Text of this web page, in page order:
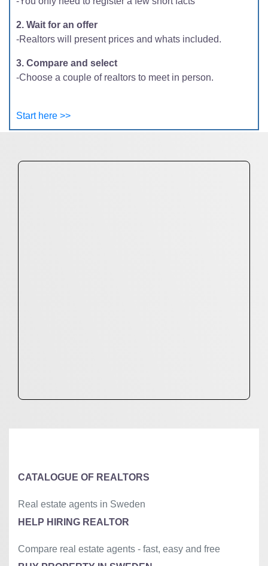
2. Wait for an offer
-Realtors will present prices and whats included.
3. Compare and select
-Choose a couple of realtors to meet in person.
Start here >>
CATALOGUE OF REALTORS
Real estate agents in Sweden
HELP HIRING REALTOR
Compare real estate agents - fast, easy and free